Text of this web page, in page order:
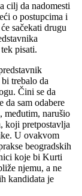
cilj da nadomesti
o postupcima i
sačekati drugu
pisati.
trebalo da
Čini se da
da sam odabere
međutim, narušio
koji pretpostavlja
U ovakvom
beogradskih
koje bi Kurti
njemu, a ne
kandidata je